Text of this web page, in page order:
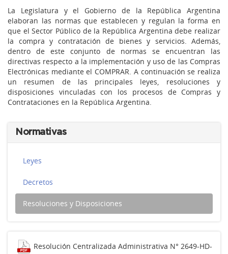
La Legislatura y el Gobierno de la República Argentina
elaboran las normas que establecen y regulan la forma en
que el Sector Público de la República Argentina debe realizar
la compra y contratación de bienes y servicios. Además,
dentro de este conjunto de normas se encuentran las
directivas respecto a la implementación y uso de las Compras
Electrónicas mediante el COMPRAR. A continuación se realiza
un resumen de las principales leyes, resoluciones y
disposiciones vinculadas con los procesos de Compras y
Contrataciones en la República Argentina.
Normativas
Leyes
Decretos
Resoluciones y Disposiciones
Resolución Centralizada Administrativa N° 2649-HD-